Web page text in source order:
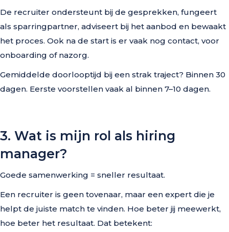
De recruiter ondersteunt bij de gesprekken, fungeert
als sparringpartner, adviseert bij het aanbod en bewaakt
het proces. Ook na de start is er vaak nog contact, voor
onboarding of nazorg.
Gemiddelde doorlooptijd bij een strak traject? Binnen 30
dagen. Eerste voorstellen vaak al binnen 7–10 dagen.
3. Wat is mijn rol als hiring
manager?
Goede samenwerking = sneller resultaat.
Een recruiter is geen tovenaar, maar een expert die je
helpt de juiste match te vinden. Hoe beter jij meewerkt,
hoe beter het resultaat. Dat betekent: